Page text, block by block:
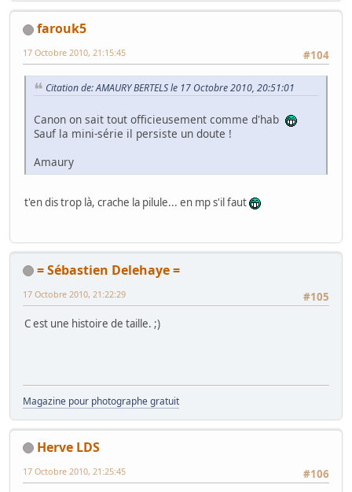
farouk5
#104
17 Octobre 2010, 21:15:45
Citation de: AMAURY BERTELS le 17 Octobre 2010, 20:51:01
Canon on sait tout officieusement comme d'hab
Sauf la mini-série il persiste un doute !
Amaury
t'en dis trop là, crache la pilule... en mp s'il faut
= Sébastien Delehaye =
#105
17 Octobre 2010, 21:22:29
C est une histoire de taille. ;)
Magazine pour photographe gratuit
Herve LDS
#106
17 Octobre 2010, 21:25:45